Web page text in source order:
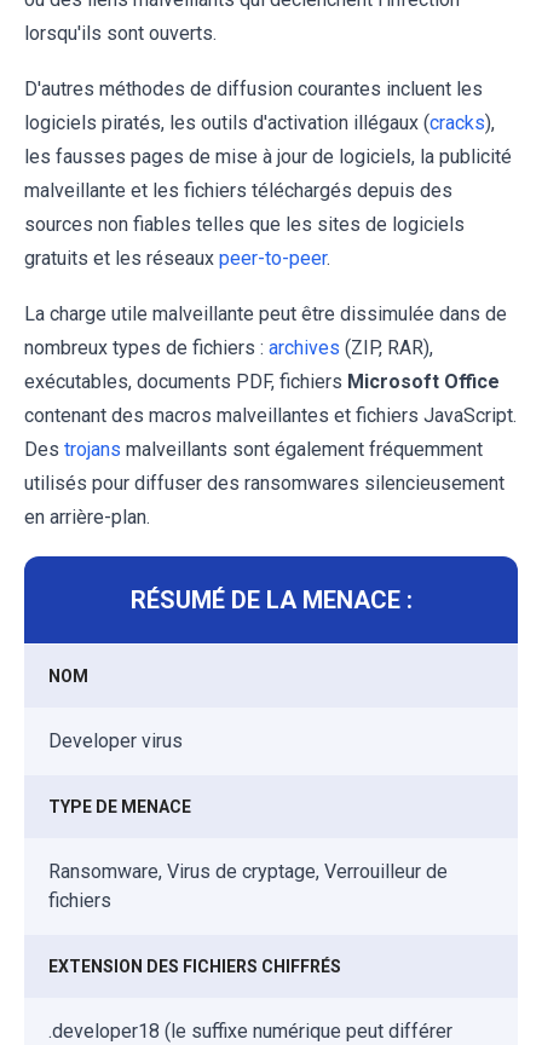
lorsqu'ils sont ouverts.
D'autres méthodes de diffusion courantes incluent les
logiciels piratés, les outils d'activation illégaux (cracks),
les fausses pages de mise à jour de logiciels, la publicité
malveillante et les fichiers téléchargés depuis des
sources non fiables telles que les sites de logiciels
gratuits et les réseaux peer-to-peer.
La charge utile malveillante peut être dissimulée dans de
nombreux types de fichiers : archives (ZIP, RAR),
exécutables, documents PDF, fichiers Microsoft Office
contenant des macros malveillantes et fichiers JavaScript.
Des trojans malveillants sont également fréquemment
utilisés pour diffuser des ransomwares silencieusement
en arrière-plan.
RÉSUMÉ DE LA MENACE :
NOM
Developer virus
TYPE DE MENACE
Ransomware, Virus de cryptage, Verrouilleur de
fichiers
EXTENSION DES FICHIERS CHIFFRÉS
.developer18 (le suffixe numérique peut différer